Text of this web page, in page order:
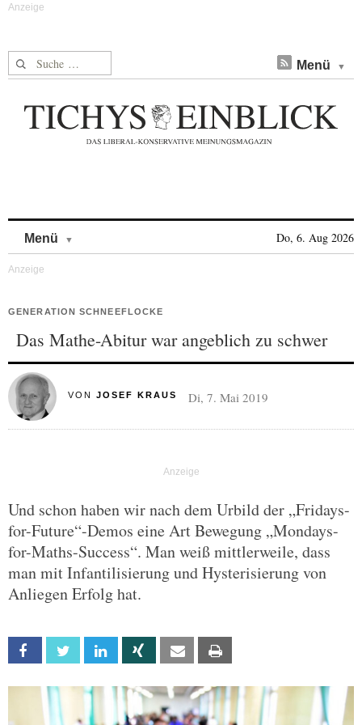
Suche nach: Menü
Menü Do, 6. Aug 2026
GENERATION SCHNEEFLOCKE
Das Mathe-Abitur war angeblich zu schwer
VON JOSEF KRAUS Di, 7. Mai 2019
Und schon haben wir nach dem Urbild der „Fridays-
for-Future“-Demos eine Art Bewegung „Mondays-
for-Maths-Success“. Man weiß mittlerweile, dass
man mit Infantilisierung und Hysterisierung von
Anliegen Erfolg hat.
Facebook Twitter Linkedin Xing Email